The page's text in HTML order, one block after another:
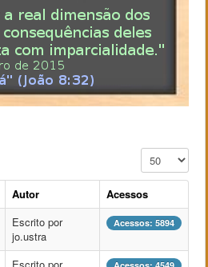
Exibir #
Autor
Acessos
Escrito por
jo.ustra
Acessos: 5894
Escrito por